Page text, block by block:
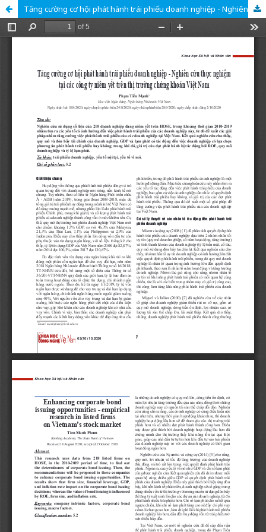
Tăng cường cơ hội phát hành trái phiếu doanh nghiệp - Nghiên cứu thực nghiệm tại các công ty niêm yết trên thị trường chứng khoán Việt Nam